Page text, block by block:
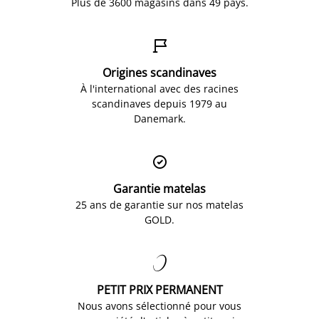

Origines scandinaves
À l'international avec des racines
scandinaves depuis 1979 au
Danemark.

Garantie matelas
25 ans de garantie sur nos matelas
GOLD.

PETIT PRIX PERMANENT
Nous avons sélectionné pour vous